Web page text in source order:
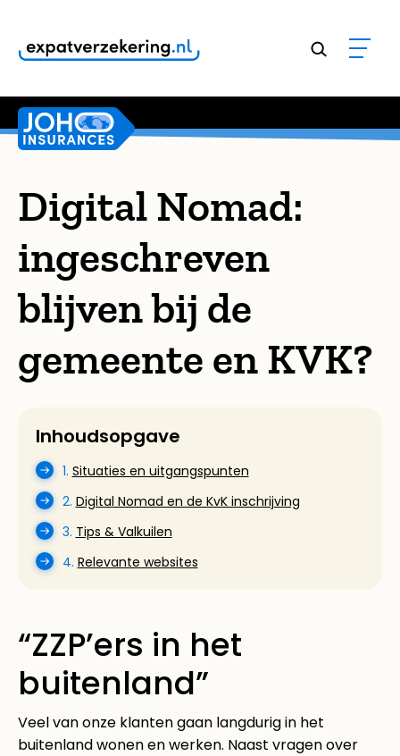
Klanten geven onze dienstverlening een
Digital Nomad:
ingeschreven
blijven bij de
gemeente en KVK?
Inhoudsopgave
1. Situaties en uitgangspunten
2. Digital Nomad en de KvK inschrijving
3. Tips & Valkuilen
4. Relevante websites
“ZZP’ers in het
buitenland”
Veel van onze klanten gaan langdurig in het
buitenland wonen en werken. Naast vragen over